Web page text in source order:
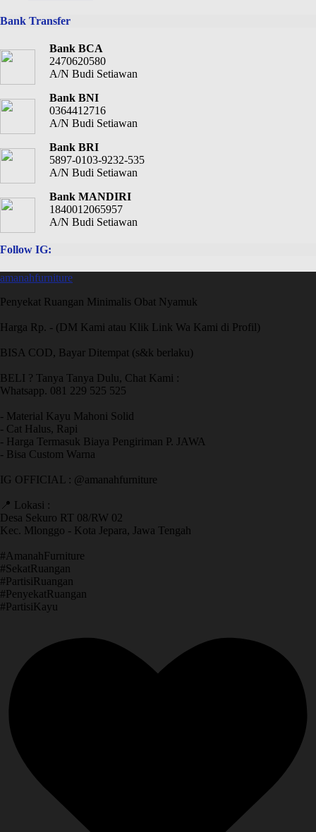
Bank Transfer
Bank BCA
2470620580
A/N Budi Setiawan
Bank BNI
0364412716
A/N Budi Setiawan
Bank BRI
5897-0103-9232-535
A/N Budi Setiawan
Bank MANDIRI
1840012065957
A/N Budi Setiawan
Follow IG:
amanahfurniture
Penyekat Ruangan Minimalis Obat Nyamuk
Harga Rp. - (DM Kami atau Klik Link Wa Kami di Profil)
BISA COD, Bayar Ditempat (s&k berlaku)
BELI ? Tanya Tanya Dulu, Chat Kami :
Whatsapp. 081 229 525 525
- Material Kayu Mahoni Solid
- Cat Halus, Rapi
- Harga Termasuk Biaya Pengiriman P. JAWA
- Bisa Custom Warna
IG OFFICIAL : @amanahfurniture
📍 Lokasi :
Desa Sekuro RT 08/RW 02
Kec. Mlonggo - Kota Jepara, Jawa Tengah
​#AmanahFurniture
​#SekatRuangan
​#PartisiRuangan
​#PenyekatRuangan
​#PartisiKayu